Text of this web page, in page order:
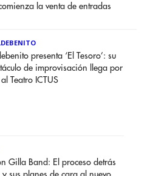
la venta de entradas
presenta ‘El Tesoro’: su
de improvisación llega por
Teatro ICTUS
Gilla Band: El proceso detrás